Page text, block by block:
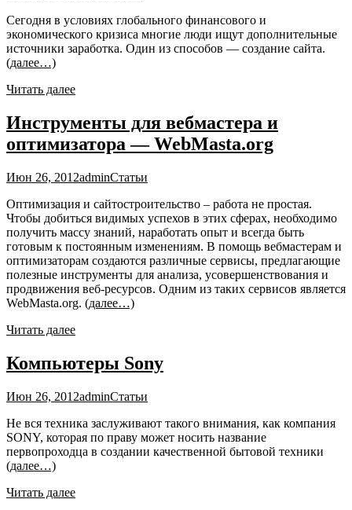
Сегодня в условиях глобального финансового и
экономического кризиса многие люди ищут дополнительные
источники заработка. Один из способов — создание сайта.
(далее…)
Читать далее
Инструменты для вебмастера и
оптимизатора — WebMasta.org
Июн 26, 2012adminСтатьи
Оптимизация и сайтостроительство – работа не простая.
Чтобы добиться видимых успехов в этих сферах, необходимо
получить массу знаний, наработать опыт и всегда быть
готовым к постоянным изменениям. В помощь вебмастерам и
оптимизаторам создаются различные сервисы, предлагающие
полезные инструменты для анализа, усовершенствования и
продвижения веб-ресурсов. Одним из таких сервисов является
WebMasta.org. (далее…)
Читать далее
Компьютеры Sony
Июн 26, 2012adminСтатьи
Не вся техника заслуживают такого внимания, как компания
SONY, которая по праву может носить название
первопроходца в создании качественной бытовой техники
(далее…)
Читать далее